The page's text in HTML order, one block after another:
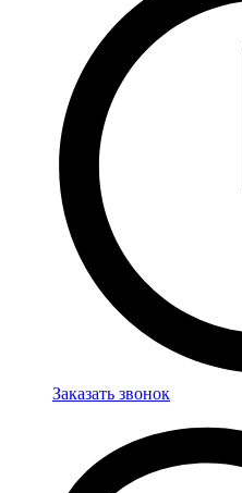
Заказать звонок